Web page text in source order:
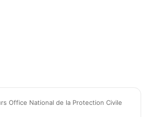
Office National de la Protection Civile